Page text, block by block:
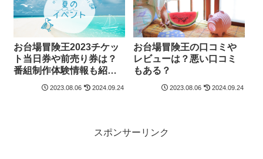
お台場冒険王2023チケッ
ト当日券や前売り券は？
番組制作体験情報も紹
2023.08.06 2024.09.24
お台場冒険王の口コミや
レビューは？悪い口コミ
もある？
2023.08.06 2024.09.24
スポンサーリンク